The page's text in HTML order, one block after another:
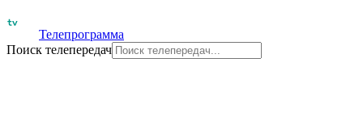
Телепрограмма
Поиск телепередач